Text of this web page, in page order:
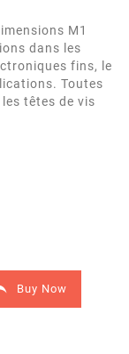
M1
dans les
fins, le
Toutes
têtes de vis
Buy Now